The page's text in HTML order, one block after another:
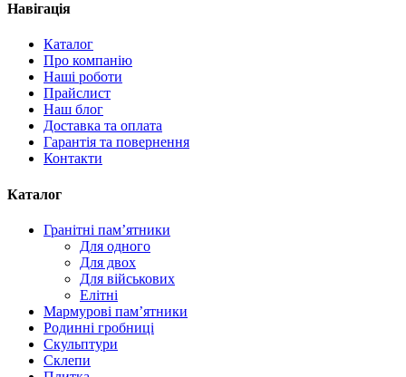
Навігація
Каталог
Про компанію
Наші роботи
Прайслист
Наш блог
Доставка та оплата
Гарантія та повернення
Контакти
Каталог
Гранітні пам’ятники
Для одного
Для двох
Для військових
Елітні
Мармурові пам’ятники
Родинні гробниці
Скульптури
Склепи